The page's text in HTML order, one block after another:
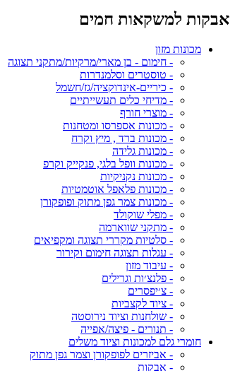
אבקות למשקאות חמים
מכונות מזון
- חימום - בן מארי/מרקיות/מתקני תצוגה
- טוסטרים וסלמנדרות
- כיריים-אינדוקציה/גז/חשמל
- מדיחי כלים תעשייתיים
- מוצרי חורף
- מכונות אספרסו ומטחנות
- מכונות ברד , מיץ וקרח
- מכונות גלידה
- מכונות וופל בלגי, פנקייק וקרפ
- מכונות נקניקיות
- מכונות פלאפל אוטמטיות
- מכונות צמר גפן מתוק ופופקורן
- מפלי שוקולד
- מתקני שווארמה
- סלטיות מקררי תצוגה ומקפיאים
- עגלות תצוגה חימום וקירור
- עיבוד מזון
- פלנצ׳ות וגרילים
- צ׳יפסרים
- ציוד לקצביות
- שולחנות וציוד נירוסטה
- תנורים - פיצה/אפייה
חומרי גלם למכונות וציוד משלים
- אביזרים לפופקורן וצמר גפן מתוק
- אבקות